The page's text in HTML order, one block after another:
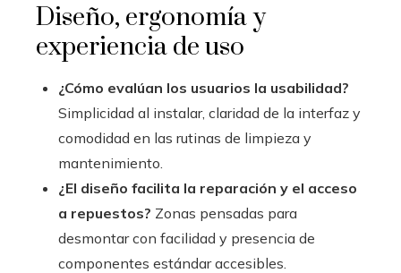
Diseño, ergonomía y
experiencia de uso
¿Cómo evalúan los usuarios la usabilidad?
Simplicidad al instalar, claridad de la interfaz y
comodidad en las rutinas de limpieza y
mantenimiento.
¿El diseño facilita la reparación y el acceso
a repuestos? Zonas pensadas para
desmontar con facilidad y presencia de
componentes estándar accesibles.